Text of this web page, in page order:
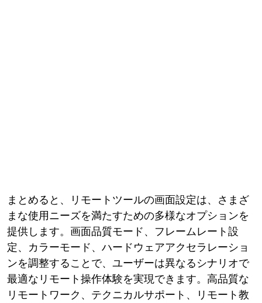
まとめると、リモートツールの画面設定は、さまざ
まな使用ニーズを満たすための多様なオプションを
提供します。画面品質モード、フレームレート設
定、カラーモード、ハードウェアアクセラレーショ
ンを調整することで、ユーザーは異なるシナリオで
最適なリモート操作体験を実現できます。高品質な
リモートワーク、テクニカルサポート、リモート教